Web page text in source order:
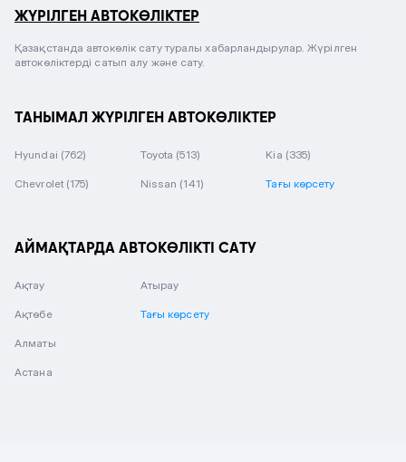
ЖҮРІЛГЕН АВТОКӨЛІКТЕР
Қазақстанда автокөлік сату туралы хабарландырулар. Жүрілген
автокөліктерді сатып алу және сату.
ТАНЫМАЛ ЖҮРІЛГЕН АВТОКӨЛІКТЕР
Hyundai (762) Toyota (513) Kia (335)
Chevrolet (175) Nissan (141) Тағы көрсету
АЙМАҚТАРДА АВТОКӨЛІКТІ САТУ
Ақтау
Ақтөбе
Алматы
Астана
Атырау
Тағы көрсету